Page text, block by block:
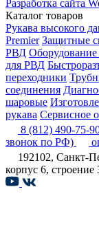
Разработка сайта
Каталог товаров
Рукава высокого
Premier Защитные
РВД
для РВД
переходники
соединения
шаровые
рукава Сервисное
8 (812) 490-75-
звонок по РФ)
192102, Санкт-
корпус 6,